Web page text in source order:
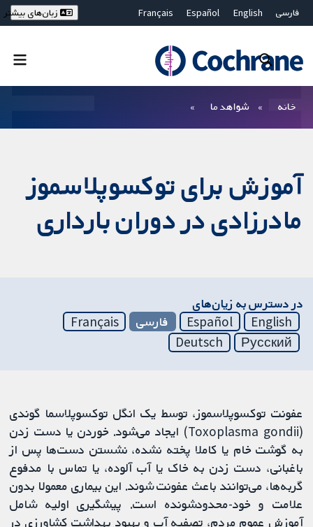
فارسی English
Español
Français
Bahasa Malaysia
ไทย
繁體中文
زبان‌های بیشتر
خانه شواهد ما
آموزش برای توکسوپلاسموز
مادرزادی در دوران بارداری
در دسترس به زیان‌های
English
Español فارسی
Français
Русский
Deutsch
عفونت توکسوپلاسموز، توسط یک انگل توکسوپلاسما گوندی
(Toxoplasma gondii) ایجاد می‌شود. خوردن یا دست زدن
به گوشت خام یا کاملا پخته نشده، نشستن دست‌ها پس از
باغبانی، دست زدن به خاک یا آب آلوده، یا تماس با مدفوع
گربه‌ها، می‌توانند باعث عفونت شوند. این بیماری معمولا بدون
علامت و خود‌-محدود‌شونده است. پیشگیری اولیه شامل
آموزش عموم مردم، تصفیه آب و بهبود بهداشت کشاورزی در